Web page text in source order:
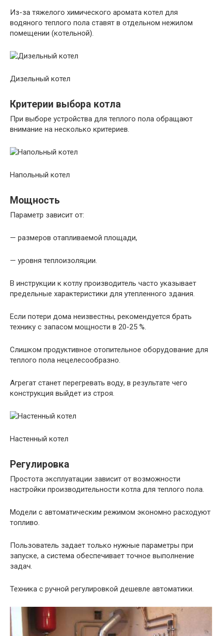
Из-за тяжелого химического аромата котел для
водяного теплого пола ставят в отдельном нежилом
помещении (котельной).
Дизельный котел
Критерии выбора котла
При выборе устройства для теплого пола обращают
внимание на несколько критериев.
Напольный котел
Мощность
Параметр зависит от:
— размеров отапливаемой площади,
— уровня теплоизоляции.
В инструкции к котлу производитель часто указывает
предельные характеристики для утепленного здания.
Если потери дома неизвестны, рекомендуется брать
технику с запасом мощности в 20-25 %.
Слишком продуктивное отопительное оборудование для
теплого пола нецелесообразно.
Агрегат станет перегревать воду, в результате чего
конструкция выйдет из строя.
Настенный котел
Регулировка
Простота эксплуатации зависит от возможности
настройки производительности котла для теплого пола.
Модели с автоматическим режимом экономно расходуют
топливо.
Пользователь задает только нужные параметры при
запуске, а система обеспечивает точное выполнение
задач.
Техника с ручной регулировкой дешевле автоматики.